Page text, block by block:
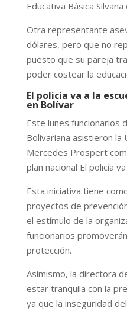
Educativa Básica
Otra representante
dólares, pero que no
puesto que su pareja
poder costear la
El policía va a la
en Bolívar
Este lunes funcionarios
Bolivariana asistieron la
Mercedes Prospert
plan nacional El policía
Esta iniciativa tiene
proyectos de
el estímulo de la
funcionarios
protección.
Asimismo, la directora
estar tranquila con la
ya que la inseguridad